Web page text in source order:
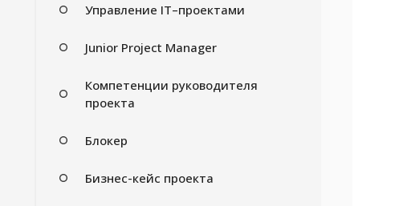
Управление IT–проектами
Junior Project Manager
Компетенции руководителя
проекта
Блокер
Бизнес-кейс проекта